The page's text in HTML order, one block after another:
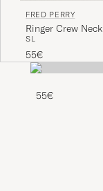
FRED PERRY
Ringer Crew
SL
55€
55€